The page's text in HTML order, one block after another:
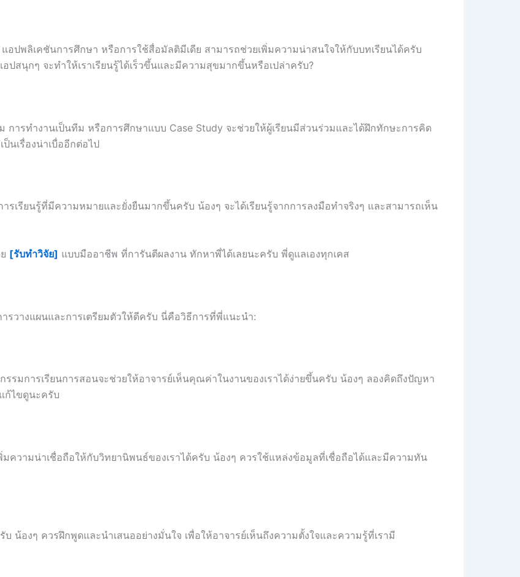
อปพลิเคชันการศึกษา หรือการใช้สื่อมัลติมีเดีย สามารถช่วยเพิ่มความน่าสนใจให้กับบทเรียนได้ครับ
ปสนุกๆ จะทำให้เราเรียนรู้ได้เร็วขึ้นและมีความสุขมากขึ้นหรือเปล่าครับ?
การทำงานเป็นทีม หรือการศึกษาแบบ Case Study จะช่วยให้ผู้เรียนมีส่วนร่วมและได้ฝึกทักษะการคิด
นเรื่องน่าเบื่ออีกต่อไป
ารเรียนรู้ที่มีความหมายและยั่งยืนมากขึ้นครับ น้องๆ จะได้เรียนรู้จากการลงมือทำจริงๆ และสามารถเห็น
[รับทำวิจัย] แบบมืออาชีพ ที่การันตีผลงาน ทักหาพี่ได้เลยนะครับ พี่ดูแลเองทุกเคส
วางแผนและการเตรียมตัวให้ดีครับ นี่คือวิธีการที่พี่แนะนำ:
รมการเรียนการสอนจะช่วยให้อาจารย์เห็นคุณค่าในงานของเราได้ง่ายขึ้นครับ น้องๆ ลองคิดถึงปัญหา
ก้ไขดูนะครับ
ความน่าเชื่อถือให้กับวิทยานิพนธ์ของเราได้ครับ น้องๆ ควรใช้แหล่งข้อมูลที่เชื่อถือได้และมีความทัน
น้องๆ ควรฝึกพูดและนำเสนออย่างมั่นใจ เพื่อให้อาจารย์เห็นถึงความตั้งใจและความรู้ที่เรามี